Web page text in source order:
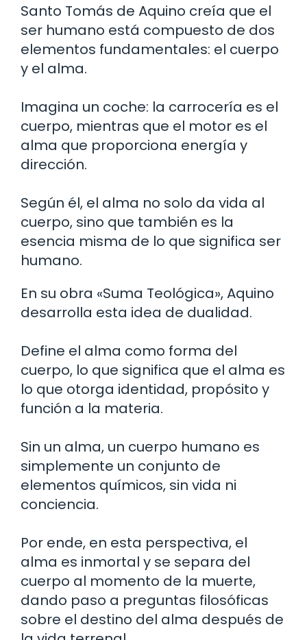
Santo Tomás de Aquino creía que el
ser humano está compuesto de dos
elementos fundamentales: el cuerpo
y el alma.
Imagina un coche: la carrocería es el
cuerpo, mientras que el motor es el
alma que proporciona energía y
dirección.
Según él, el alma no solo da vida al
cuerpo, sino que también es la
esencia misma de lo que significa ser
humano.
En su obra «Suma Teológica», Aquino
desarrolla esta idea de dualidad.
Define el alma como forma del
cuerpo, lo que significa que el alma es
lo que otorga identidad, propósito y
función a la materia.
Sin un alma, un cuerpo humano es
simplemente un conjunto de
elementos químicos, sin vida ni
conciencia.
Por ende, en esta perspectiva, el
alma es inmortal y se separa del
cuerpo al momento de la muerte,
dando paso a preguntas filosóficas
sobre el destino del alma después de